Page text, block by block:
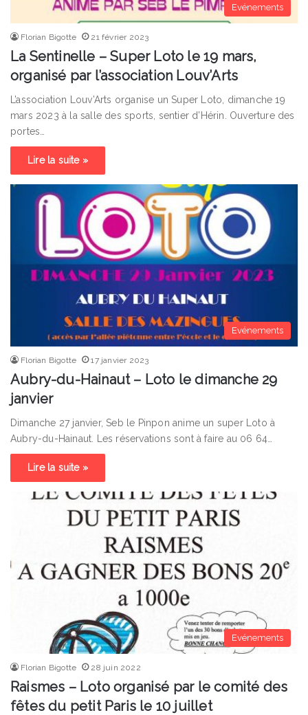
Evénements
Florian Bigotte 21 février 2023
La Sentinelle – Super Loto le 19 mars,
organisé par l’association Louv’Arts
L’association Louv’Arts organise un Super Loto, dimanche 19
mars 2023 à la salle des sports, sentier d’Hérin. Ouverture des
portes…
Lire la suite »
Evénements
Florian Bigotte 17 janvier 2023
Aubry-du-Hainaut – Loto le dimanche 29
janvier
Dimanche 27 janvier, Seb le Pinpon anime un super Loto à
Aubry-du-Hainaut. Les réservations sont à faire au 06 64…
Lire la suite »
Evénements
Florian Bigotte 28 juin 2022
Raismes – Loto organisé par le comité des
fêtes du petit Paris le 10 juillet